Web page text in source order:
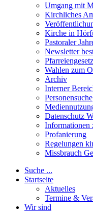
Umgang mit
Kirchliches
Kirche in
Pastoraler
Newsletter
Wahlen zum
Archiv
Interner
Personensuche
Datenschutz
Informationen
Profanierung
Regelungen
Missbrauch
Suche ...
Startseite
Aktuelles
Termine &
Wir sind